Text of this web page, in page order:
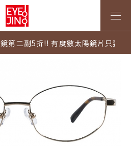
贈 $300 優惠券！
愛鏡合作門市全台啟動中
第二副5折!! 有度數太陽鏡片只要
6 折起！
愛鏡合作門市全台啟動中